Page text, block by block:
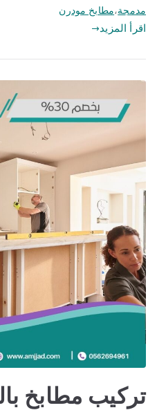
مدمجة،مطابخ مودرن
اقرأ المزيد
تركيب مطابخ